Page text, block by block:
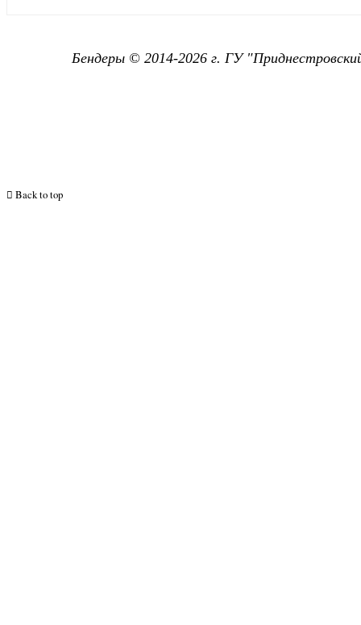
Бендеры © 2014-2026 г. ГУ "
Back to top